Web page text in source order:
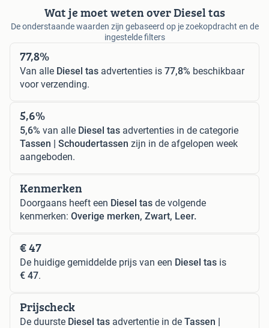
Wat je moet weten over Diesel tas
De onderstaande waarden zijn gebaseerd op je zoekopdracht en de
ingestelde filters
77,8%
Van alle Diesel tas advertenties is 77,8% beschikbaar
voor verzending.
5,6%
5,6% van alle Diesel tas advertenties in de categorie
Tassen | Schoudertassen zijn in de afgelopen week
aangeboden.
Kenmerken
Doorgaans heeft een Diesel tas de volgende
kenmerken: Overige merken, Zwart, Leer.
€ 47
De huidige gemiddelde prijs van een Diesel tas is
€ 47.
Prijscheck
De duurste Diesel tas advertentie in de Tassen |